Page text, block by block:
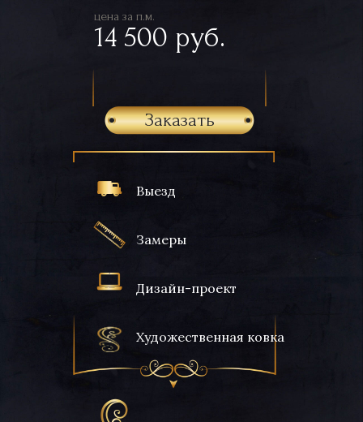
Выезд
Замеры
Дизайн-проект
Художественная ковка
цена за п.м.
14 500 руб.
Заказать